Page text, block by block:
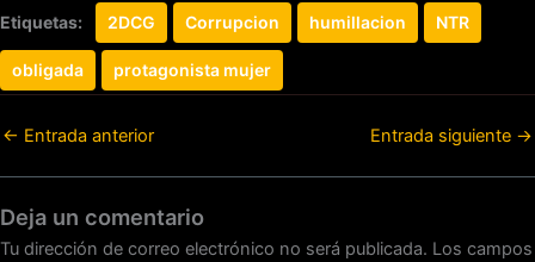
Etiquetas: 2DCG Corrupcion humillacion NTR
obligada protagonista mujer
← Entrada anterior Entrada siguiente →
Deja un comentario
Tu dirección de correo electrónico no será publicada. Los campos